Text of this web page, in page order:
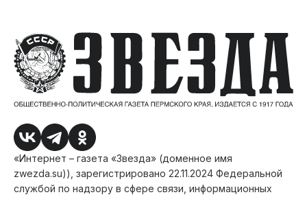
«Интернет – газета «Звезда» (доменное имя
zwezda.su)), зарегистрировано 22.11.2024 Федеральной
службой по надзору в сфере связи, информационных